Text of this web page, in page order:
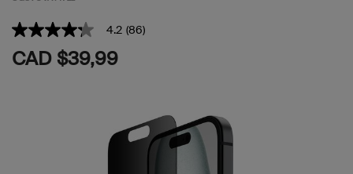
3,1 sur 5 (avis clients)
4.2
étoiles
sur
4.2 (86)
CAD $39,99